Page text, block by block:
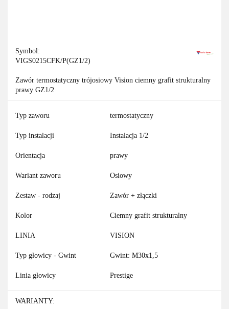
Symbol:
VIGS0215CFK/P(GZ1/2)
Zawór termostatyczny trójosiowy Vision ciemny grafit strukturalny
prawy GZ1/2
Typ zaworu termostatyczny
Typ instalacji Instalacja 1/2
Orientacja prawy
Wariant zaworu Osiowy
Zestaw - rodzaj Zawór + złączki
Kolor Ciemny grafit strukturalny
LINIA VISION
Typ głowicy - Gwint Gwint: M30x1,5
Linia głowicy Prestige
WARIANTY: